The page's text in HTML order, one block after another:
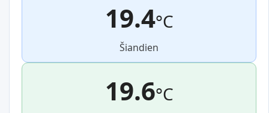
19.4°C
Šiandien
19.6°C